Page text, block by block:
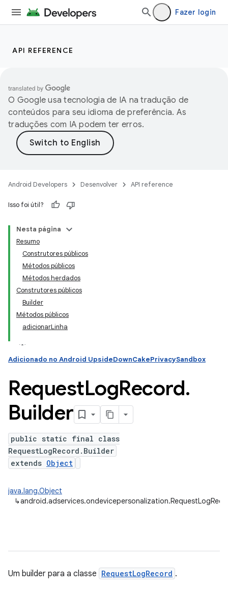
Fazer login
API REFERENCE
O Google usa tecnologia de IA na tradução de
conteúdos para seu idioma de preferência. As
traduções com IA podem ter erros.
Android Developers Desenvolver API reference
Isso foi útil?
Nesta página
Resumo
Construtores públicos
Métodos públicos
Métodos herdados
Construtores públicos
Builder
Métodos públicos
adicionarLinha
Adicionado no Android UpsideDownCakePrivacySandbox
RequestLogRecord.
Builder
public static final class
RequestLogRecord.Builder
extends Object
java.lang.Object
↳
Um builder para a classe RequestLogRecord .